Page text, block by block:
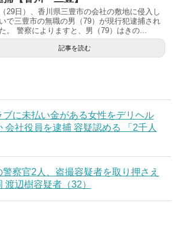
29日）、香川県三豊市の会社の敷地に侵入し
で三豊市の無職の男（79）が現行犯逮捕され
。 警察によりますと、男（79）はきの...
記事を読む
ブに未払い金がある女性をデリヘル
会社役員を逮捕 容疑認める 「2千人
察官2人、盗撮容疑者を取り押さえ
辺樹容疑者（32）